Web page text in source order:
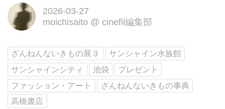
2026-03-27
moichisaito @ cinefil編集部
ざんねんないきもの展３
サンシャイン水族館
サンシャインシティ
池袋
プレゼント
ファッション・アート
ざんねんないきもの事典
高橋書店